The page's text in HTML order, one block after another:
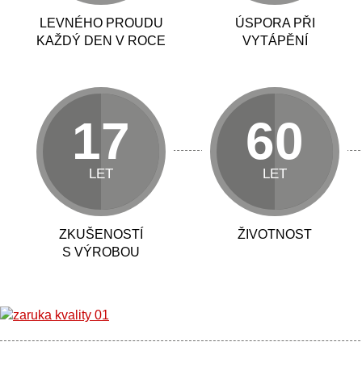
LEVNÉHO PROUDU
KAŽDÝ DEN V ROCE
ÚSPORA PŘI
VYTÁPĚNÍ
17
LET
ZKUŠENOSTÍ
S VÝROBOU
60
LET
ŽIVOTNOST